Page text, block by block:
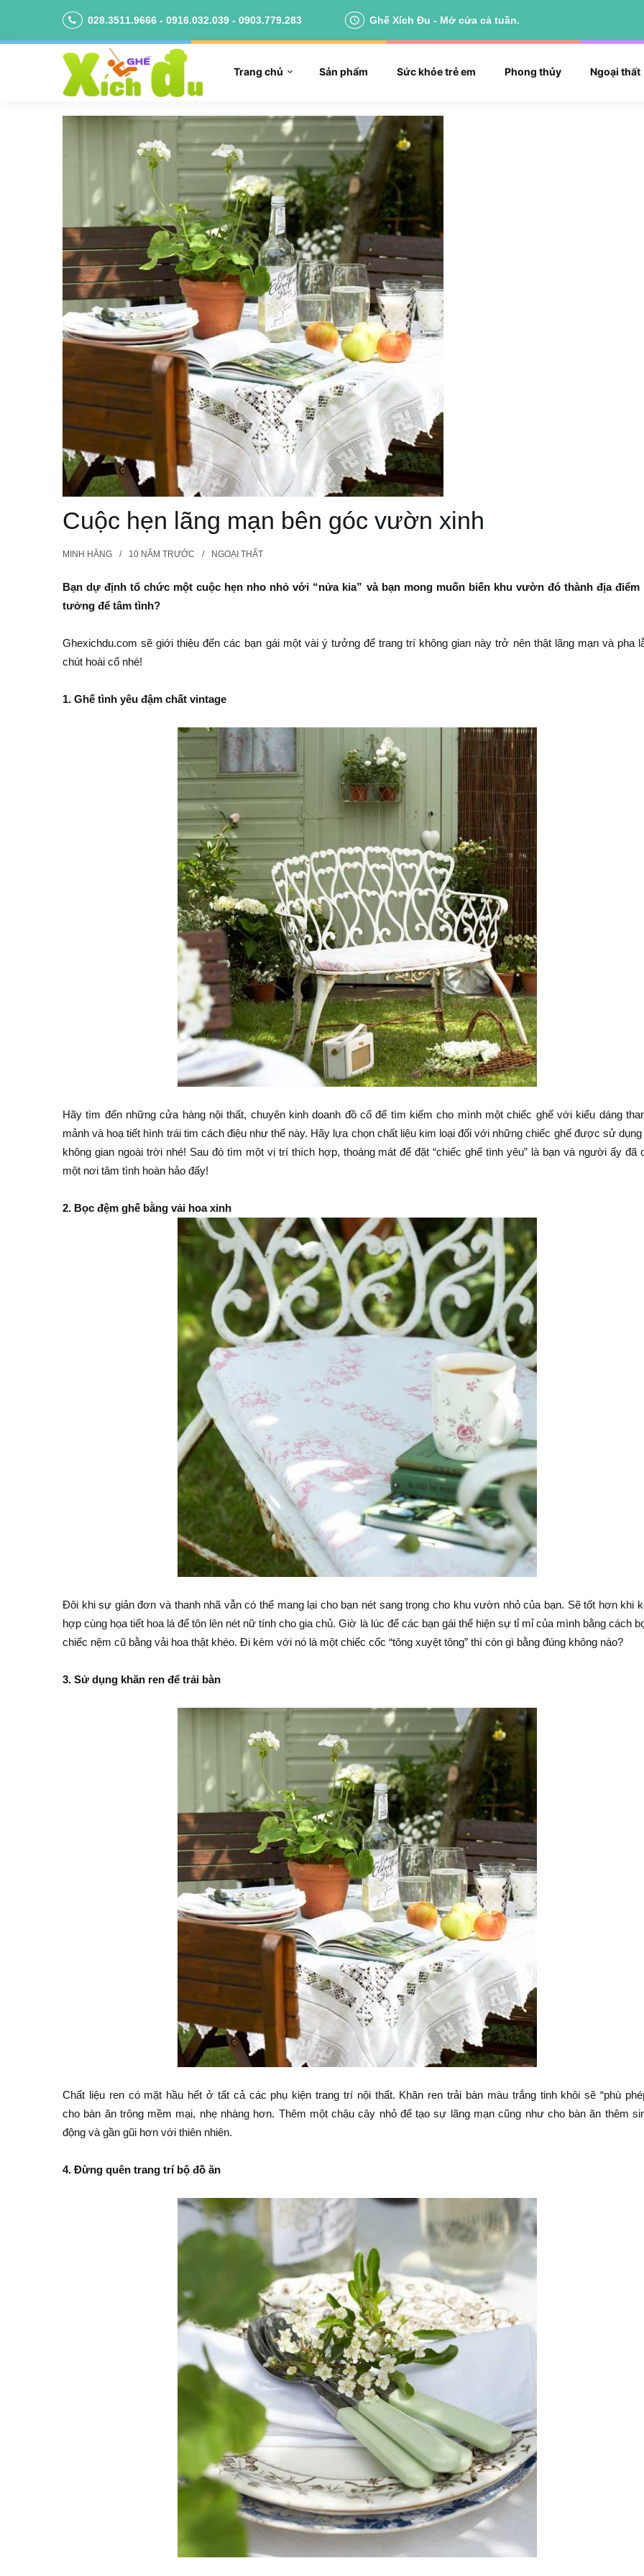
028.3511.9666 - 0916.032.039 - 0903.779.283 Ghế Xích Đu - Mở cửa cả tuần.
Trang chủ Sản phẩm Sức khỏe trẻ em Phong thủy Ngoại thất
Cuộc hẹn lãng mạn bên góc vườn xinh
MINH HẰNG 10 NĂM TRƯỚC NGOẠI THẤT
Bạn dự định tổ chức một cuộc hẹn nho nhỏ với “nửa kia” và bạn mong muốn biến khu vườn đó thành địa điểm
tưởng để tâm tình?
Ghexichdu.com sẽ giới thiệu đến các bạn gái một vài ý tưởng để trang trí không gian này trở nên thật lãng mạn và pha
chút hoài cổ nhé!
1. Ghế tình yêu đậm chất vintage
Hãy tìm đến những cửa hàng nội thất, chuyên kinh doanh đồ cổ để tìm kiếm cho mình một chiếc ghế với kiểu dáng
mảnh và hoạ tiết hình trái tim cách điệu như thế này. Hãy lựa chọn chất liệu kim loại đối với những chiếc ghế được sử
không gian ngoài trời nhé! Sau đó tìm một vị trí thích hợp, thoáng mát để đặt “chiếc ghế tình yêu” là bạn và người ấy đã
một nơi tâm tình hoàn hảo đấy!
2. Bọc đệm ghế bằng vải hoa xinh
Đôi khi sự giản đơn và thanh nhã vẫn có thể mang lại cho bạn nét sang trọng cho khu vườn nhỏ của bạn. Sẽ tốt hơn khi
hợp cùng họa tiết hoa lá để tôn lên nét nữ tính cho gia chủ. Giờ là lúc để các bạn gái thể hiện sự tỉ mỉ của mình bằng cách
chiếc nệm cũ bằng vải hoa thật khéo. Đi kèm với nó là một chiếc cốc “tông xuyệt tông” thì còn gì bằng đúng không nào?
3. Sử dụng khăn ren để trải bàn
Chất liệu ren có mặt hầu hết ở tất cả các phụ kiện trang trí nội thất. Khăn ren trải bàn màu trắng tinh khôi sẽ “phù
cho bàn ăn trông mềm mại, nhẹ nhàng hơn. Thêm một chậu cây nhỏ để tạo sự lãng mạn cũng như cho bàn ăn thêm
động và gần gũi hơn với thiên nhiên.
4. Đừng quên trang trí bộ đồ ăn